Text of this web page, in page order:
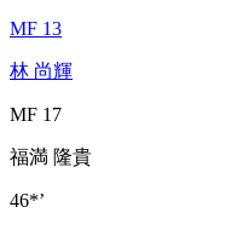
MF 13
林 尚輝
MF 17
福満 隆貴
46*’